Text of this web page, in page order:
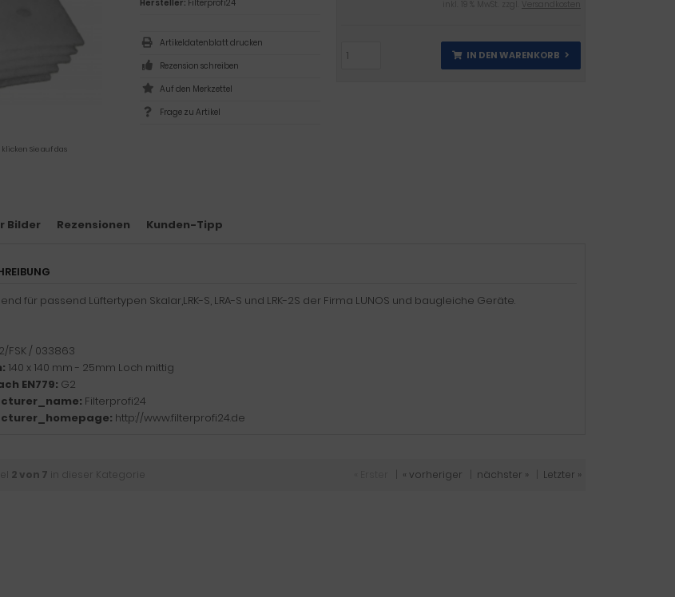
Sie auf das
inkl. 19 % MwSt. zzgl.
Versandkosten
IN DEN WARENKORB
Hersteller: Filterprofi24
Artikeldatenblatt drucken
Rezension schreiben
Frage zu Artikel
Bilder Rezensionen Kunden-Tipp
für passend Lüftertypen Skalar,LRK-S, LRA-S und LRK-2S der Firma LUNOS und baugleiche Geräte.
2/FSK / 033863
140 x 140 mm - 25mm Loch mittig
EN779: G2
Filterprofi24
http://www.filterprofi24.de
2 von 7 in dieser Kategorie « vorheriger nächster » Letzter »